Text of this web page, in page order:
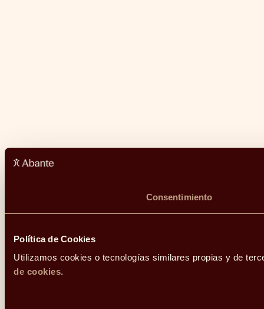
Consentimiento
Política de Cookies
Utilizamos cookies o tecnologías similares propias y de
de cookies.